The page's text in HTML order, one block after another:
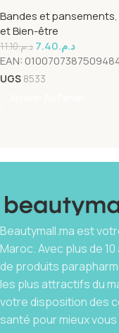
Bandes et pansements,
et Bien-être
د.م.11.10 د.م.7.40
EAN:
UGS 8533
Beautymall.ma est
Maroc. Avec plus de
de produits
les plus attractifs du
votre disposition des
santé pour mieux